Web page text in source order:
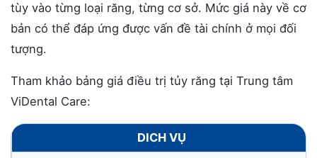
tùy vào từng loại răng, từng cơ sở. Mức giá này về cơ
bản có thể đáp ứng được vấn đề tài chính ở mọi đối
tượng.
Tham khảo bảng giá điều trị tủy răng tại Trung tâm
ViDental Care:
DICH VỤ